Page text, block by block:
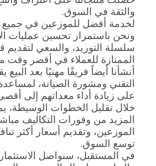
اقتباس
خريطة
الموقع
PRIVACY
POLICY
والثقة في السوق.
لخدمة أفضل للموزعين في جميع
ونحن باستمرار تحسين عمليات
سلسلة التوريد، والسعي لتقديم
الممتازة للعملاء في أقصر وقت
أنشأنا أيضاً فريقًا مهنيًا بعد البيع
التقني ومشورة الصيانة، لمساعدة
على زيادة أداء معداتهم إلى
خلال تقليل الخطوات الوسيطة،
المزيد من وفورات التكاليف
الموزعين، وتقديم أسعار أكثر
توسع السوق.
في المستقبل، سنواصل